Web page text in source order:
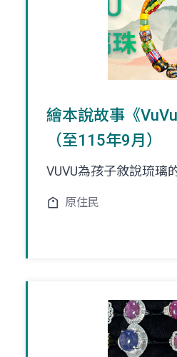
繪本說故事《
（至115年9月）
VUVU為孩子敘說琉璃
原住民